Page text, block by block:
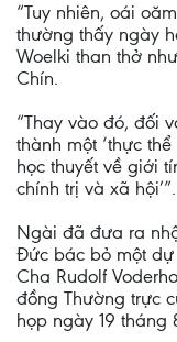
“Tuy nhiên, oái
thường thấy ngày
Woelki than thở
Chín.
“Thay vào đó, đối
thành một ‘thực
học thuyết về giới
chính trị và xã hội’”.
Ngài đã đưa ra
Đức bác bỏ một
Cha Rudolf
đồng Thường trực
họp ngày 19 tháng